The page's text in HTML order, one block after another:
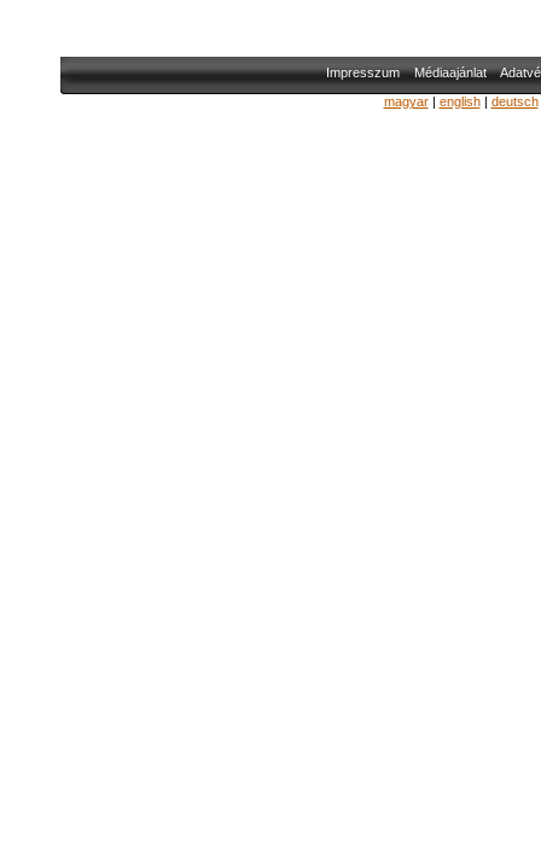
Impresszum Médiaajánlat
magyar| english| deutsch